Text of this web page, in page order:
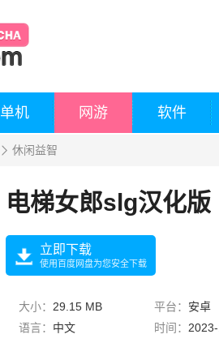
单机 网游 软件
休闲益智
电梯女郎slg汉化版
立即下载
使用百度网盘为您安全下载
大小： 29.15 MB 平台： 安卓
语言： 中文 时间：